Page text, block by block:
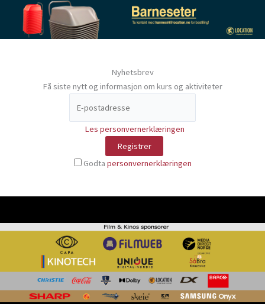
Nyhetsbrev
Få siste nytt og informasjon om kurs og aktiviteter
Les personvernerklæringen
Godta personvernerklæringen